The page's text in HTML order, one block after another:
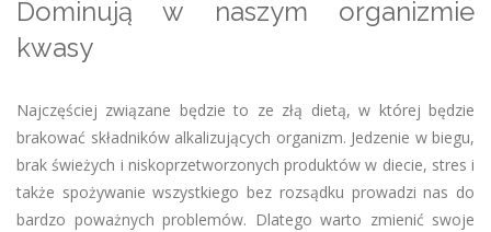
Dominują w naszym organizmie
kwasy
Najczęściej związane będzie to ze złą dietą, w której będzie
brakować składników alkalizujących organizm. Jedzenie w biegu,
brak świeżych i niskoprzetworzonych produktów w diecie, stres i
także spożywanie wszystkiego bez rozsądku prowadzi nas do
bardzo poważnych problemów. Dlatego warto zmienić swoje